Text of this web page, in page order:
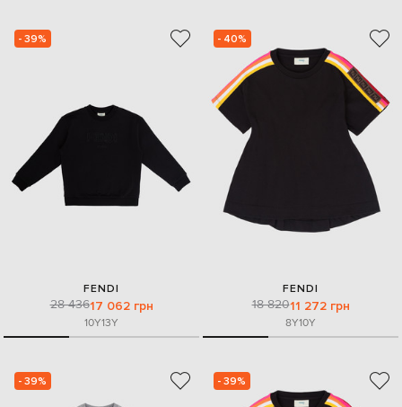
- 39%
FENDI
28 43617 062 грн
10Y13Y
- 40%
FENDI
18 82011 272 грн
8Y10Y
- 39% - 39%